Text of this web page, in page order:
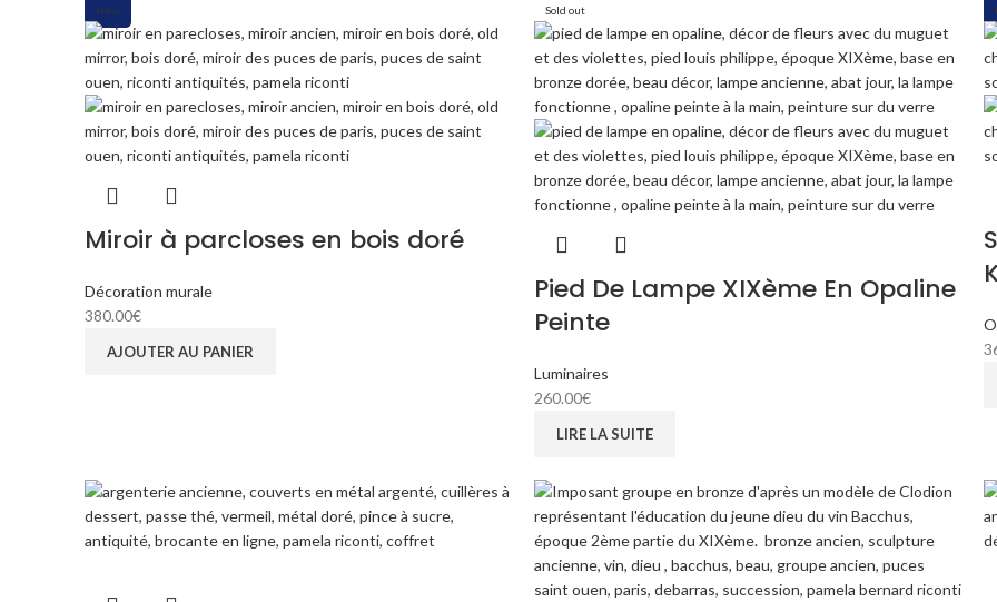
New
Miroir à parcloses en bois doré
Décoration murale
380.00€
AJOUTER AU PANIER
Sold out
Pied De Lampe XIXème En Opaline
Peinte
Luminaires
260.00€
LIRE LA SUITE